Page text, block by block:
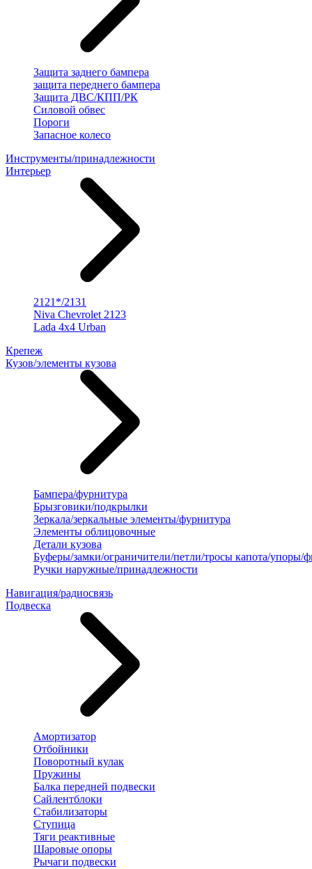
Защита заднего бампера
защита переднего бампера
Защита ДВС/КПП/РК
Силовой обвес
Пороги
Запасное колесо
Инструменты/принадлежности
Интерьер
2121*/2131
Niva Chevrolet 2123
Lada 4x4 Urban
Крепеж
Кузов/элементы кузова
Бампера/фурнитура
Брызговики/подкрылки
Зеркала/зеркальные элементы/фурнитура
Элементы облицовочные
Детали кузова
Буферы/замки/ограничители/петли/тросы капота/упоры/
Ручки наружные/принадлежности
Навигация/радиосвязь
Подвеска
Амортизатор
Отбойники
Поворотный кулак
Пружины
Балка передней подвески
Сайлентблоки
Стабилизаторы
Ступица
Тяги реактивные
Шаровые опоры
Рычаги подвески